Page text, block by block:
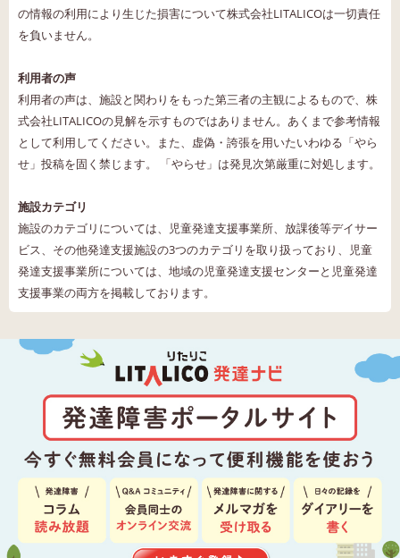
の情報の利用により生じた損害について株式会社LITALICOは一切責任
を負いません。
利用者の声
利用者の声は、施設と関わりをもった第三者の主観によるもので、株
式会社LITALICOの見解を示すものではありません。あくまで参考情報
として利用してください。また、虚偽・誇張を用いたいわゆる「やら
せ」投稿を固く禁じます。 「やらせ」は発見次第厳重に対処します。
施設カテゴリ
施設のカテゴリについては、児童発達支援事業所、放課後等デイサー
ビス、その他発達支援施設の3つのカテゴリを取り扱っており、児童
発達支援事業所については、地域の児童発達支援センターと児童発達
支援事業の両方を掲載しております。